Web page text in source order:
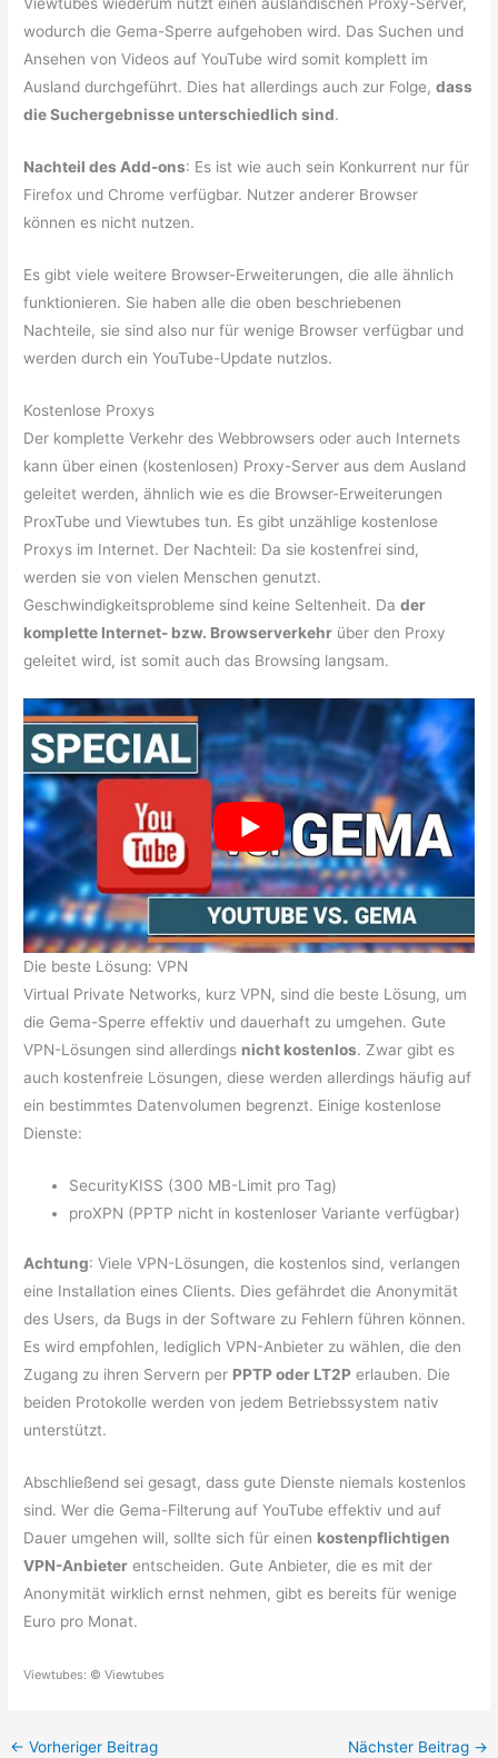
wodurch die Gema-Sperre aufgehoben wird. Das Suchen und
Ansehen von Videos auf YouTube wird somit komplett im
Ausland durchgeführt. Dies hat allerdings auch zur Folge,dass
die Suchergebnisse unterschiedlich sind.
Nachteil des Add-ons: Es ist wie auch sein Konkurrent nur für
Firefox und Chrome verfügbar. Nutzer anderer Browser
können es nicht nutzen.
Es gibt viele weitere Browser-Erweiterungen, die alle ähnlich
funktionieren. Sie haben alle die oben beschriebenen
Nachteile, sie sind also nur für wenige Browser verfügbar und
werden durch ein YouTube-Update nutzlos.
Kostenlose Proxys
Der komplette Verkehr des Webbrowsers oder auch Internets
kann über einen (kostenlosen) Proxy-Server aus dem Ausland
geleitet werden, ähnlich wie es die Browser-Erweiterungen
ProxTube und Viewtubes tun. Es gibt unzählige kostenlose
Proxys im Internet. Der Nachteil: Da sie kostenfrei sind,
werden sie von vielen Menschen genutzt.
Geschwindigkeitsprobleme sind keine Seltenheit. Dader
komplette Internet- bzw. Browserverkehr über den Proxy
geleitet wird, ist somit auch das Browsing langsam.
Die beste Lösung: VPN
Virtual Private Networks, kurz VPN, sind die beste Lösung, um
die Gema-Sperre effektiv und dauerhaft zu umgehen. Gute
VPN-Lösungen sind allerdings nicht kostenlos. Zwar gibt es
auch kostenfreie Lösungen, diese werden allerdings häufig auf
ein bestimmtes Datenvolumen begrenzt. Einige kostenlose
Dienste:
SecurityKISS (300 MB-Limit pro Tag)
proXPN (PPTP nicht in kostenloser Variante verfügbar)
Achtung: Viele VPN-Lösungen, die kostenlos sind, verlangen
eine Installation eines Clients. Dies gefährdet die Anonymität
des Users, da Bugs in der Software zu Fehlern führen können.
Es wird empfohlen, lediglich VPN-Anbieter zu wählen, die den
Zugang zu ihren Servern per PPTP oder LT2P erlauben. Die
beiden Protokolle werden von jedem Betriebssystem nativ
unterstützt.
Abschließend sei gesagt, dass gute Dienste niemals kostenlos
sind. Wer die Gema-Filterung auf YouTube effektiv und auf
Dauer umgehen will, sollte sich für einen kostenpflichtigen
VPN-Anbieter entscheiden. Gute Anbieter, die es mit der
Anonymität wirklich ernst nehmen, gibt es bereits für wenige
Euro pro Monat.
Viewtubes: © Viewtubes
← Vorheriger Beitrag Nächster Beitrag →